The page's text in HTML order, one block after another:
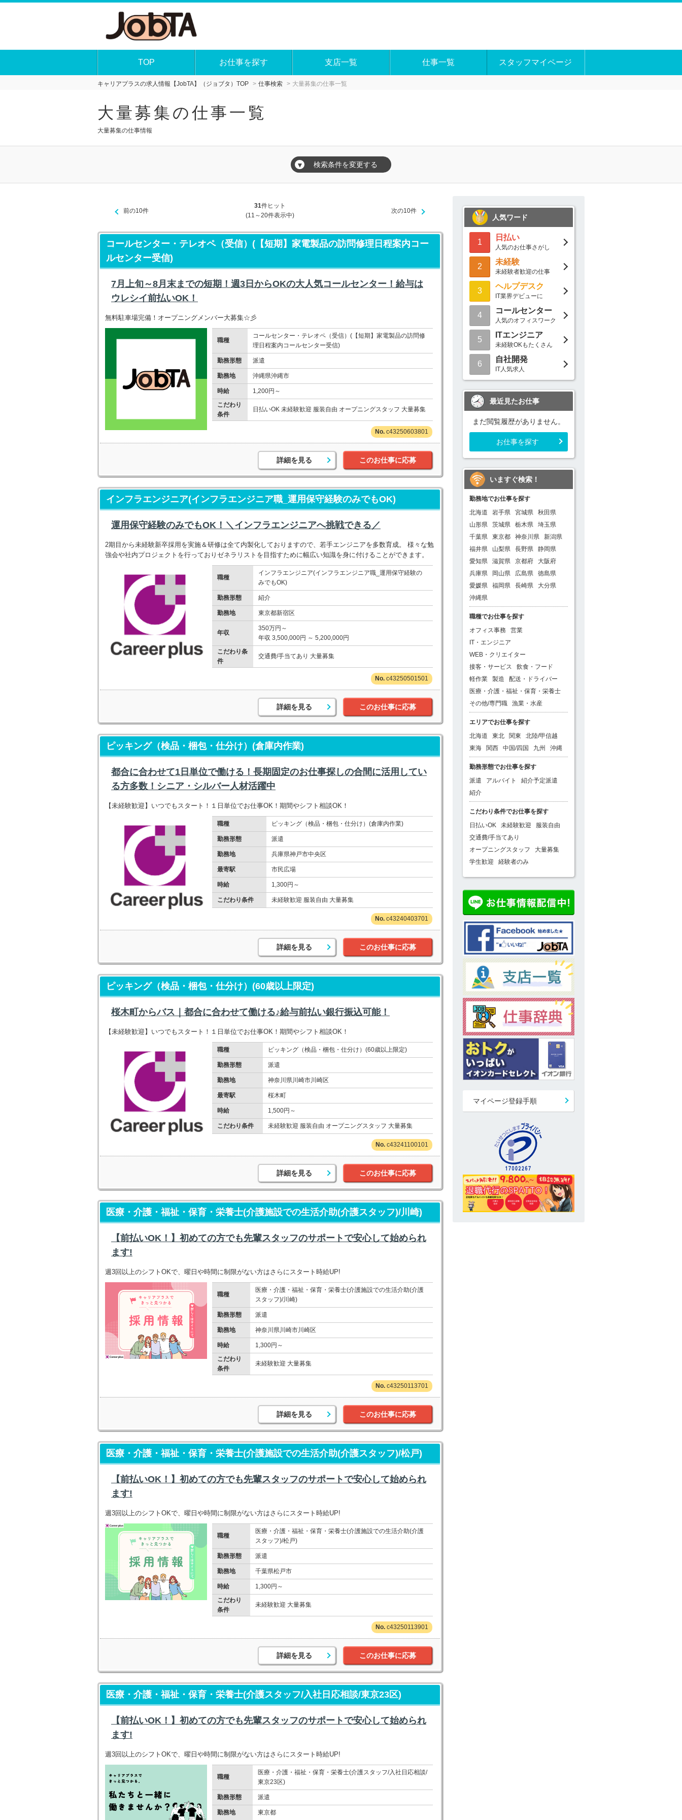
TOP お仕事を探す 支店一覧 仕事一覧 スタッフマイページ
キャリアプラスの求人情報【JobTA】（ジョブタ）TOP 仕事検索 大量募集の仕事一覧
大量募集の仕事一覧
大量募集の仕事情報
▼ 検索条件を変更する
前の10件
31件ヒット
(11～20件表示中)
次の10件
コールセンター・テレオペ（受信）(【短期】家電製品の訪問修理日程案内コー
ルセンター受信)
7月上旬～8月末までの短期！週3日からOKの大人気コールセンター！給与は
ウレシイ前払いOK！
無料駐車場完備！オープニングメンバー大募集☆彡
職種
コールセンター・テレオペ（受信）(【短期】家電製品の訪問修
理日程案内コールセンター受信)
勤務形態 派遣
勤務地 沖縄県沖縄市
時給
1,200円～
こだわり
条件
日払いOK 未経験歓迎 服装自由 オープニングスタッフ 大量募集
c43250603801
詳細を見る このお仕事に応募
インフラエンジニア(インフラエンジニア職_運用保守経験のみでもOK)
運用保守経験のみでもOK！＼インフラエンジニアへ挑戦できる／
2期目から未経験新卒採用を実施＆研修は全て内製化しておりますので、若手エンジニアを多数育成。 様々な勉
強会や社内プロジェクトを行っておりゼネラリストを目指すために幅広い知識を身に付けることができます。
職種
インフラエンジニア(インフラエンジニア職_運用保守経験の
みでもOK)
勤務形態 紹介
勤務地 東京都新宿区
年収
350万円～
年収 3,500,000円 ～ 5,200,000円
こだわり条
件
交通費/手当てあり 大量募集
c43250501501
詳細を見る このお仕事に応募
ピッキング（検品・梱包・仕分け）(倉庫内作業)
都合に合わせて1日単位で働ける！長期固定のお仕事探しの合間に活用してい
る方多数！シニア・シルバー人材活躍中
【未経験歓迎】いつでもスタート！１日単位でお仕事OK！期間やシフト相談OK！
職種 ピッキング（検品・梱包・仕分け）(倉庫内作業)
勤務形態 派遣
勤務地 兵庫県神戸市中央区
最寄駅 市民広場
時給 1,300円～
こだわり条件 未経験歓迎 服装自由 大量募集
c43240403701
詳細を見る このお仕事に応募
ピッキング（検品・梱包・仕分け）(60歳以上限定)
桜木町からバス｜都合に合わせて働ける♪給与前払い銀行振込可能！
【未経験歓迎】いつでもスタート！１日単位でお仕事OK！期間やシフト相談OK！
職種 ピッキング（検品・梱包・仕分け）(60歳以上限定)
勤務形態 派遣
勤務地 神奈川県川崎市川崎区
最寄駅 桜木町
時給 1,500円～
こだわり条件 未経験歓迎 服装自由 オープニングスタッフ 大量募集
c43241100101
詳細を見る このお仕事に応募
医療・介護・福祉・保育・栄養士(介護施設での生活介助(介護スタッフ)/川崎)
【前払いOK！】初めての方でも先輩スタッフのサポートで安心して始められ
ます!
週3回以上のシフトOKで、曜日や時間に制限がない方はさらにスタート時給UP!
職種
医療・介護・福祉・保育・栄養士(介護施設での生活介助(介護
スタッフ)/川崎)
勤務形態 派遣
勤務地 神奈川県川崎市川崎区
時給
1,300円～
こだわり
条件
未経験歓迎 大量募集
c43250113701
詳細を見る このお仕事に応募
医療・介護・福祉・保育・栄養士(介護施設での生活介助(介護スタッフ)/松戸)
【前払いOK！】初めての方でも先輩スタッフのサポートで安心して始められ
ます!
週3回以上のシフトOKで、曜日や時間に制限がない方はさらにスタート時給UP!
職種
医療・介護・福祉・保育・栄養士(介護施設での生活介助(介護
スタッフ)/松戸)
勤務形態 派遣
勤務地 千葉県松戸市
時給
1,300円～
こだわり
条件
未経験歓迎 大量募集
c43250113901
詳細を見る このお仕事に応募
医療・介護・福祉・保育・栄養士(介護スタッフ/入社日応相談/東京23区)
【前払いOK！】初めての方でも先輩スタッフのサポートで安心して始められ
ます!
週3回以上のシフトOKで、曜日や時間に制限がない方はさらにスタート時給UP!
職種
医療・介護・福祉・保育・栄養士(介護スタッフ/入社日応相談/
東京23区)
勤務形態 派遣
勤務地 東京都
人気ワード
1
日払い
人気のお仕事さがし
2
未経験
未経験者歓迎の仕事
3
ヘルプデスク
IT業界デビューに
4
コールセンター
人気のオフィスワーク
5
ITエンジニア
未経験OKもたくさん
6
自社開発
IT人気求人
最近見たお仕事
まだ閲覧履歴がありません。
お仕事を探す
いますぐ検索！
勤務地でお仕事を探す
北海道
岩手県 宮城県
秋田県
山形県
茨城県 栃木県
埼玉県
千葉県
東京都 神奈川県
新潟県
福井県
山梨県 長野県
静岡県
愛知県
滋賀県 京都府
大阪府
兵庫県
岡山県 広島県
徳島県
愛媛県
福岡県 長崎県
大分県
沖縄県
職種でお仕事を探す
オフィス事務
営業
IT・エンジニア
WEB・クリエイター
接客・サービス
飲食・フード
軽作業
製造
配送・ドライバー
医療・介護・福祉・保育・栄養士
その他/専門職
漁業・水産
エリアでお仕事を探す
北海道
東北 関東
北陸/甲信越
東海
関西 中国/四国 九州 沖縄
勤務形態でお仕事を探す
派遣
アルバイト
紹介予定派遣
紹介
こだわり条件でお仕事を探す
日払いOK
未経験歓迎
服装自由
交通費/手当てあり
オープニングスタッフ
大量募集
学生歓迎
経験者のみ
マイページ登録手順